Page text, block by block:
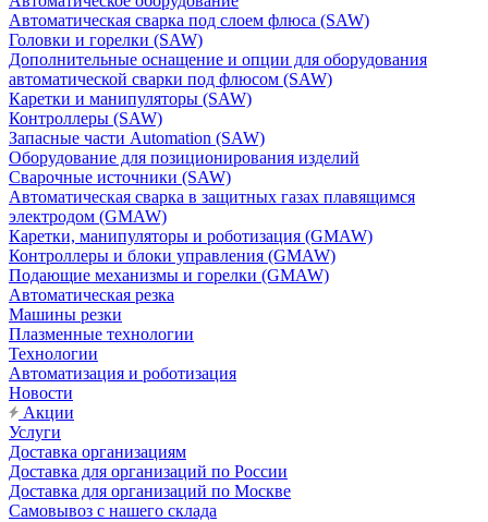
Автоматическая сварка под слоем флюса (SAW)
Головки и горелки (SAW)
Дополнительные оснащение и опции для оборудования
автоматической сварки под флюсом (SAW)
Каретки и манипуляторы (SAW)
Контроллеры (SAW)
Запасные части Automation (SAW)
Оборудование для позиционирования изделий
Сварочные источники (SAW)
Автоматическая сварка в защитных газах плавящимся
электродом (GMAW)
Каретки, манипуляторы и роботизация (GMAW)
Контроллеры и блоки управления (GMAW)
Подающие механизмы и горелки (GMAW)
Автоматическая резка
Машины резки
Плазменные технологии
Технологии
Автоматизация и роботизация
Новости
Акции
Услуги
Доставка организациям
Доставка для организаций по России
Доставка для организаций по Москве
Самовывоз с нашего склада